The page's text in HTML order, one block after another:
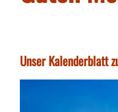
Unser Kalenderblatt